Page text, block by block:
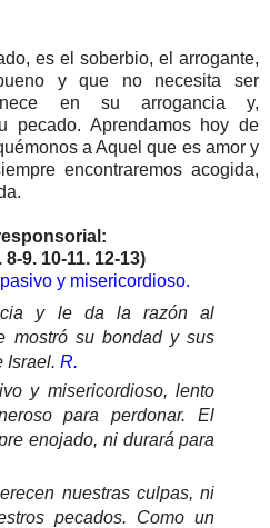
es el soberbio, el arrogante,
y que no necesita ser
en su arrogancia y,
pecado. Aprendamos hoy de
a Aquel que es amor y
encontraremos acogida,
8-9. 10-11. 12-13)
y misericordioso.
y le da la razón al
mostró su bondad y sus
Israel. R.
y misericordioso, lento
para perdonar. El
enojado, ni durará para
nuestras culpas, ni
pecados. Como un